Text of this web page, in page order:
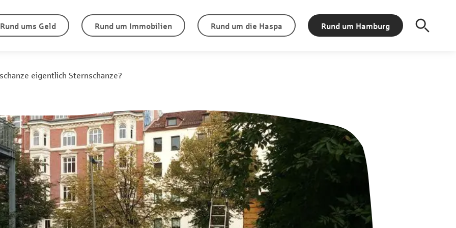
Rund ums Geld Rund um Immobilien Rund um die Haspa Rund um Hamburg
eigentlich Sternschanze?